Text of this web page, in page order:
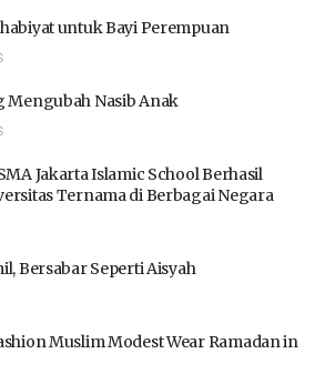
untuk Bayi Perempuan
Mengubah Nasib Anak
Jakarta Islamic School Berhasil
Ternama di Berbagai Negara
Bersabar Seperti Aisyah
Muslim Modest Wear Ramadan in